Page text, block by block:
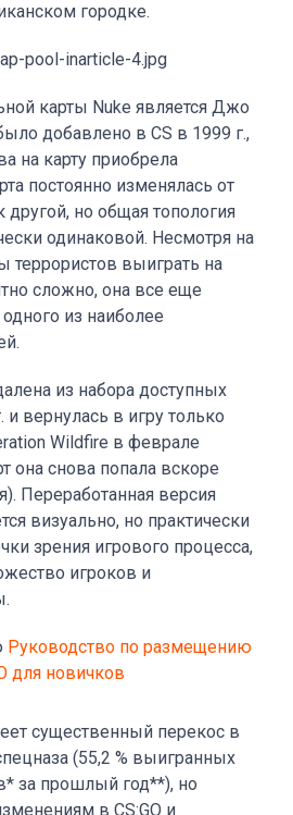
городке.
карты Nuke является Джо
добавлено в CS в 1999 г.,
на карту приобрела
постоянно изменялась от
но общая топология
одинаковой. Несмотря на
террористов выиграть на
сложно, она все еще
из наиболее
из набора доступных
и вернулась в игру только
Wildfire в феврале
она снова попала вскоре
Переработанная версия
визуально, но практически
зрения игрового процесса,
игроков и
Руководство по размещению
для новичков
существенный перекос в
(55,2 % выигранных
за прошлый год**), но
в CS:GO и